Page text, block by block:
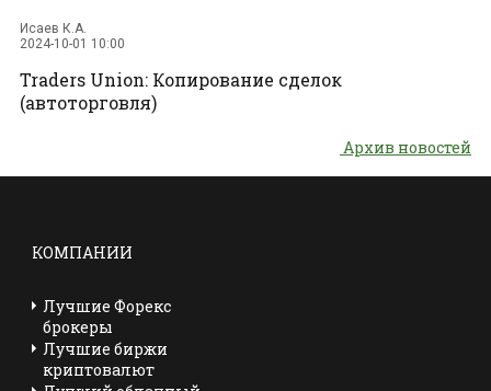
Исаев К.А.
2024-10-01 10:00
Traders Union: Копирование сделок
(автоторговля)
Архив новостей
КОМПАНИИ
Лучшие Форекс
брокеры
Лучшие биржи
криптовалют